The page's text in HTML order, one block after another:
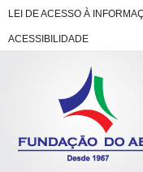
LEI DE ACESSO À
ACESSIBILIDADE